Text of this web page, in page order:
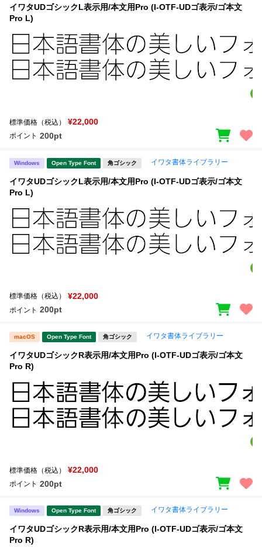
イワタUDゴシックL表示用/本文用Pro (I-OTF-UDゴ表示/ゴ本文
Pro L)
標準価格（税込） ¥22,000
ポイント 200pt
Windows Open Type Font 角ゴシック イワタ書体ライブラリー
イワタUDゴシックL表示用/本文用Pro (I-OTF-UDゴ表示/ゴ本文
Pro L)
標準価格（税込） ¥22,000
ポイント 200pt
macOS Open Type Font 角ゴシック イワタ書体ライブラリー
イワタUDゴシックR表示用/本文用Pro (I-OTF-UDゴ表示/ゴ本文
Pro R)
標準価格（税込） ¥22,000
ポイント 200pt
Windows Open Type Font 角ゴシック イワタ書体ライブラリー
イワタUDゴシックR表示用/本文用Pro (I-OTF-UDゴ表示/ゴ本文
Pro R)